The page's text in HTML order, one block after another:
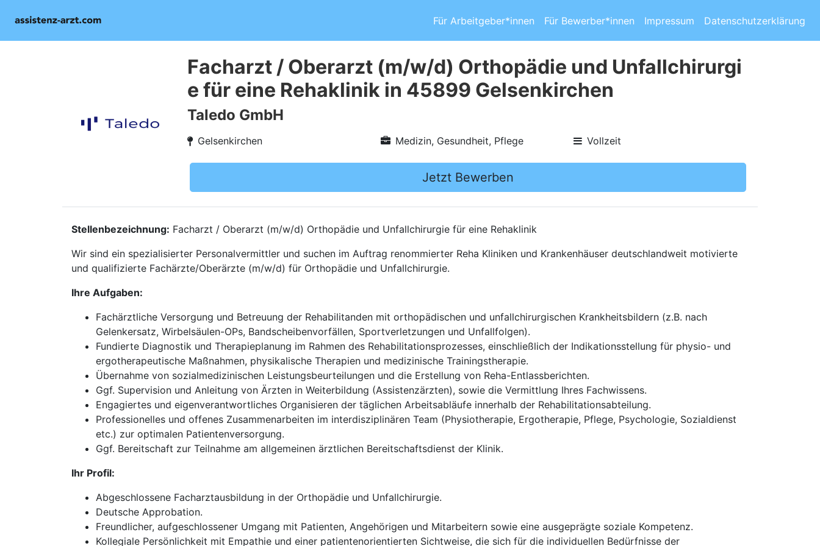
Für Arbeitgeber*innen Für Bewerber*innen Impressum Datenschutzerklärung
Facharzt / Oberarzt (m/w/d) Orthopädie und Unfallchirurgi
e für eine Rehaklinik in 45899 Gelsenkirchen
Taledo GmbH
Gelsenkirchen Medizin, Gesundheit, Pflege Vollzeit
Jetzt Bewerben
Stellenbezeichnung: Facharzt / Oberarzt (m/w/d) Orthopädie und Unfallchirurgie für eine Rehaklinik
Wir sind ein spezialisierter Personalvermittler und suchen im Auftrag renommierter Reha Kliniken und Krankenhäuser deutschlandweit motivierte
und qualifizierte Fachärzte/Oberärzte (m/w/d) für Orthopädie und Unfallchirurgie.
Ihre Aufgaben:
Fachärztliche Versorgung und Betreuung der Rehabilitanden mit orthopädischen und unfallchirurgischen Krankheitsbildern (z.B. nach
Gelenkersatz, Wirbelsäulen-OPs, Bandscheibenvorfällen, Sportverletzungen und Unfallfolgen).
Fundierte Diagnostik und Therapieplanung im Rahmen des Rehabilitationsprozesses, einschließlich der Indikationsstellung für physio- und
ergotherapeutische Maßnahmen, physikalische Therapien und medizinische Trainingstherapie.
Übernahme von sozialmedizinischen Leistungsbeurteilungen und die Erstellung von Reha-Entlassberichten.
Ggf. Supervision und Anleitung von Ärzten in Weiterbildung (Assistenzärzten), sowie die Vermittlung Ihres Fachwissens.
Engagiertes und eigenverantwortliches Organisieren der täglichen Arbeitsabläufe innerhalb der Rehabilitationsabteilung.
Professionelles und offenes Zusammenarbeiten im interdisziplinären Team (Physiotherapie, Ergotherapie, Pflege, Psychologie, Sozialdienst
etc.) zur optimalen Patientenversorgung.
Ggf. Bereitschaft zur Teilnahme am allgemeinen ärztlichen Bereitschaftsdienst der Klinik.
Ihr Profil:
Abgeschlossene Facharztausbildung in der Orthopädie und Unfallchirurgie.
Deutsche Approbation.
Freundlicher, aufgeschlossener Umgang mit Patienten, Angehörigen und Mitarbeitern sowie eine ausgeprägte soziale Kompetenz.
Kollegiale Persönlichkeit mit Empathie und einer patientenorientierten Sichtweise, die sich für die individuellen Bedürfnisse der